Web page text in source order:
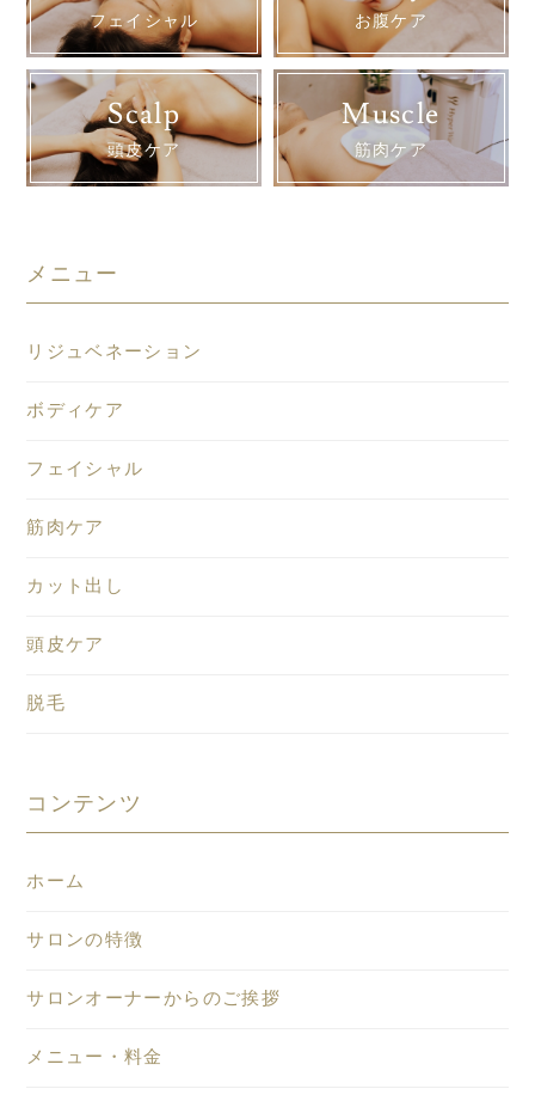
フェイシャル お腹ケア
Scalp
頭皮ケア
Muscle
筋肉ケア
メニュー
リジュベネーション
ボディケア
フェイシャル
筋肉ケア
カット出し
頭皮ケア
脱毛
コンテンツ
ホーム
サロンの特徴
サロンオーナーからのご挨拶
メニュー・料金